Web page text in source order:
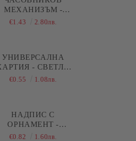
МЕХАНИЗЪМ -
ПЛАВЕН ( ДЪЛГА
€1.43 2.80лв.
УНИВЕРСАЛНА
- СВЕТЛО
БЕЖОВО - 29,00 Х
€0.55 1.08лв.
НАДПИС С
ОРНАМЕНТ -
БЕБЕШКИ
€0.82 1.60лв.